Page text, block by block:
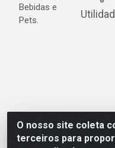
O nosso site coleta
terceiros para
Bebidas e
Pets.
Cardeal Distribuidora
do Moura -